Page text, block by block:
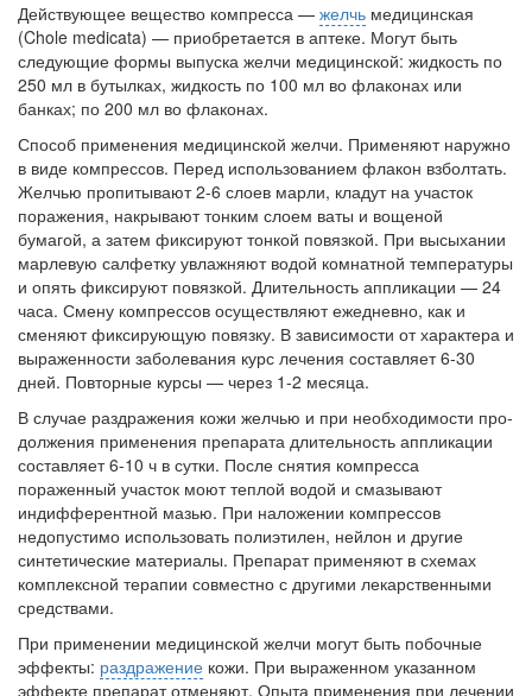
доходов медицинских
работников в
ближайшие годы. Она
заявила об этом на
встрече с журналистами ведущих...
Местная анестезия развивает кардиотоксичность
Федеральная служба по
надзору в сфере
здравоохранения озвучила
тревожную статистику. Она
касаются увеличения риска
острой кардиотоксичности и
роста сопутствующих
осложнений от...
Закон о праве родителей находиться с детьми в
реанимации внесен в Госдуму
Соответствующий
законопроект внесен в
палату на
рассмотрение. Суть его
нахождении одного из
родителей в
Действующее вещество компресса — желчь медицинская
(Chole medicata) — приобретает­ся в аптеке. Могут быть
следующие формы выпуска желчи меди­цинской: жидкость по
250 мл в бутылках, жидкость по 100 мл во флаконах или
банках; по 200 мл во флаконах.
Способ применения медицинской желчи. Применяют наружно
в виде компрессов. Перед использованием флакон взболтать.
Жел­чью пропитывают 2-6 слоев марли, кладут на участок
поражения, накрывают тонким слоем ваты и вощеной
бумагой, а затем фикси­руют тонкой повязкой. При высыхании
марлевую салфетку увлаж­няют водой комнатной температуры
и опять фиксируют повязкой. Длительность аппликации — 24
часа. Смену компрессов осущест­вляют ежедневно, как и
сменяют фиксирующую повязку. В зависимости от характера и
выраженности заболевания курс лечения со­ставляет 6-30
дней. Повторные курсы — через 1-2 месяца.
В случае раздражения кожи желчью и при необходимости про­
должения применения препарата длительность аппликации
со­ставляет 6-10 ч в сутки. После снятия компресса
пораженный уча­сток моют теплой водой и смазывают
индифферентной мазью. При наложении компрессов
недопустимо использовать полиэти­лен, нейлон и другие
синтетические материалы. Препарат приме­няют в схемах
комплексной терапии совместно с другими лекар­ственными
средствами.
При применении медицинской желчи могут быть побочные
эф­фекты: раздражение кожи. При выраженном указанном
эффекте препарат отменяют. Опыта применения при лечении